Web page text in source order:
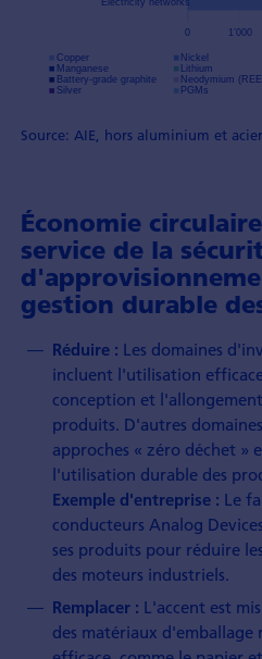
Source: AIE, hors aluminium et acier
Économie
service de la
gestion durable
Réduire : Les domaines
incluent l'utilisation
conception et
produits. D'autres
approches « zéro déchet »
l'utilisation durable des
Exemple d'entreprise : Le
conducteurs Analog
ses produits pour réduire
des moteurs industriels.
Remplacer : L'accent est
des matériaux d'emballage